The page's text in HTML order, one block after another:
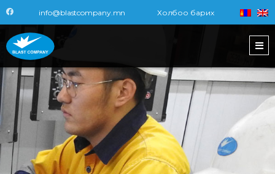
info@blastcompany.mn Холбоо барих